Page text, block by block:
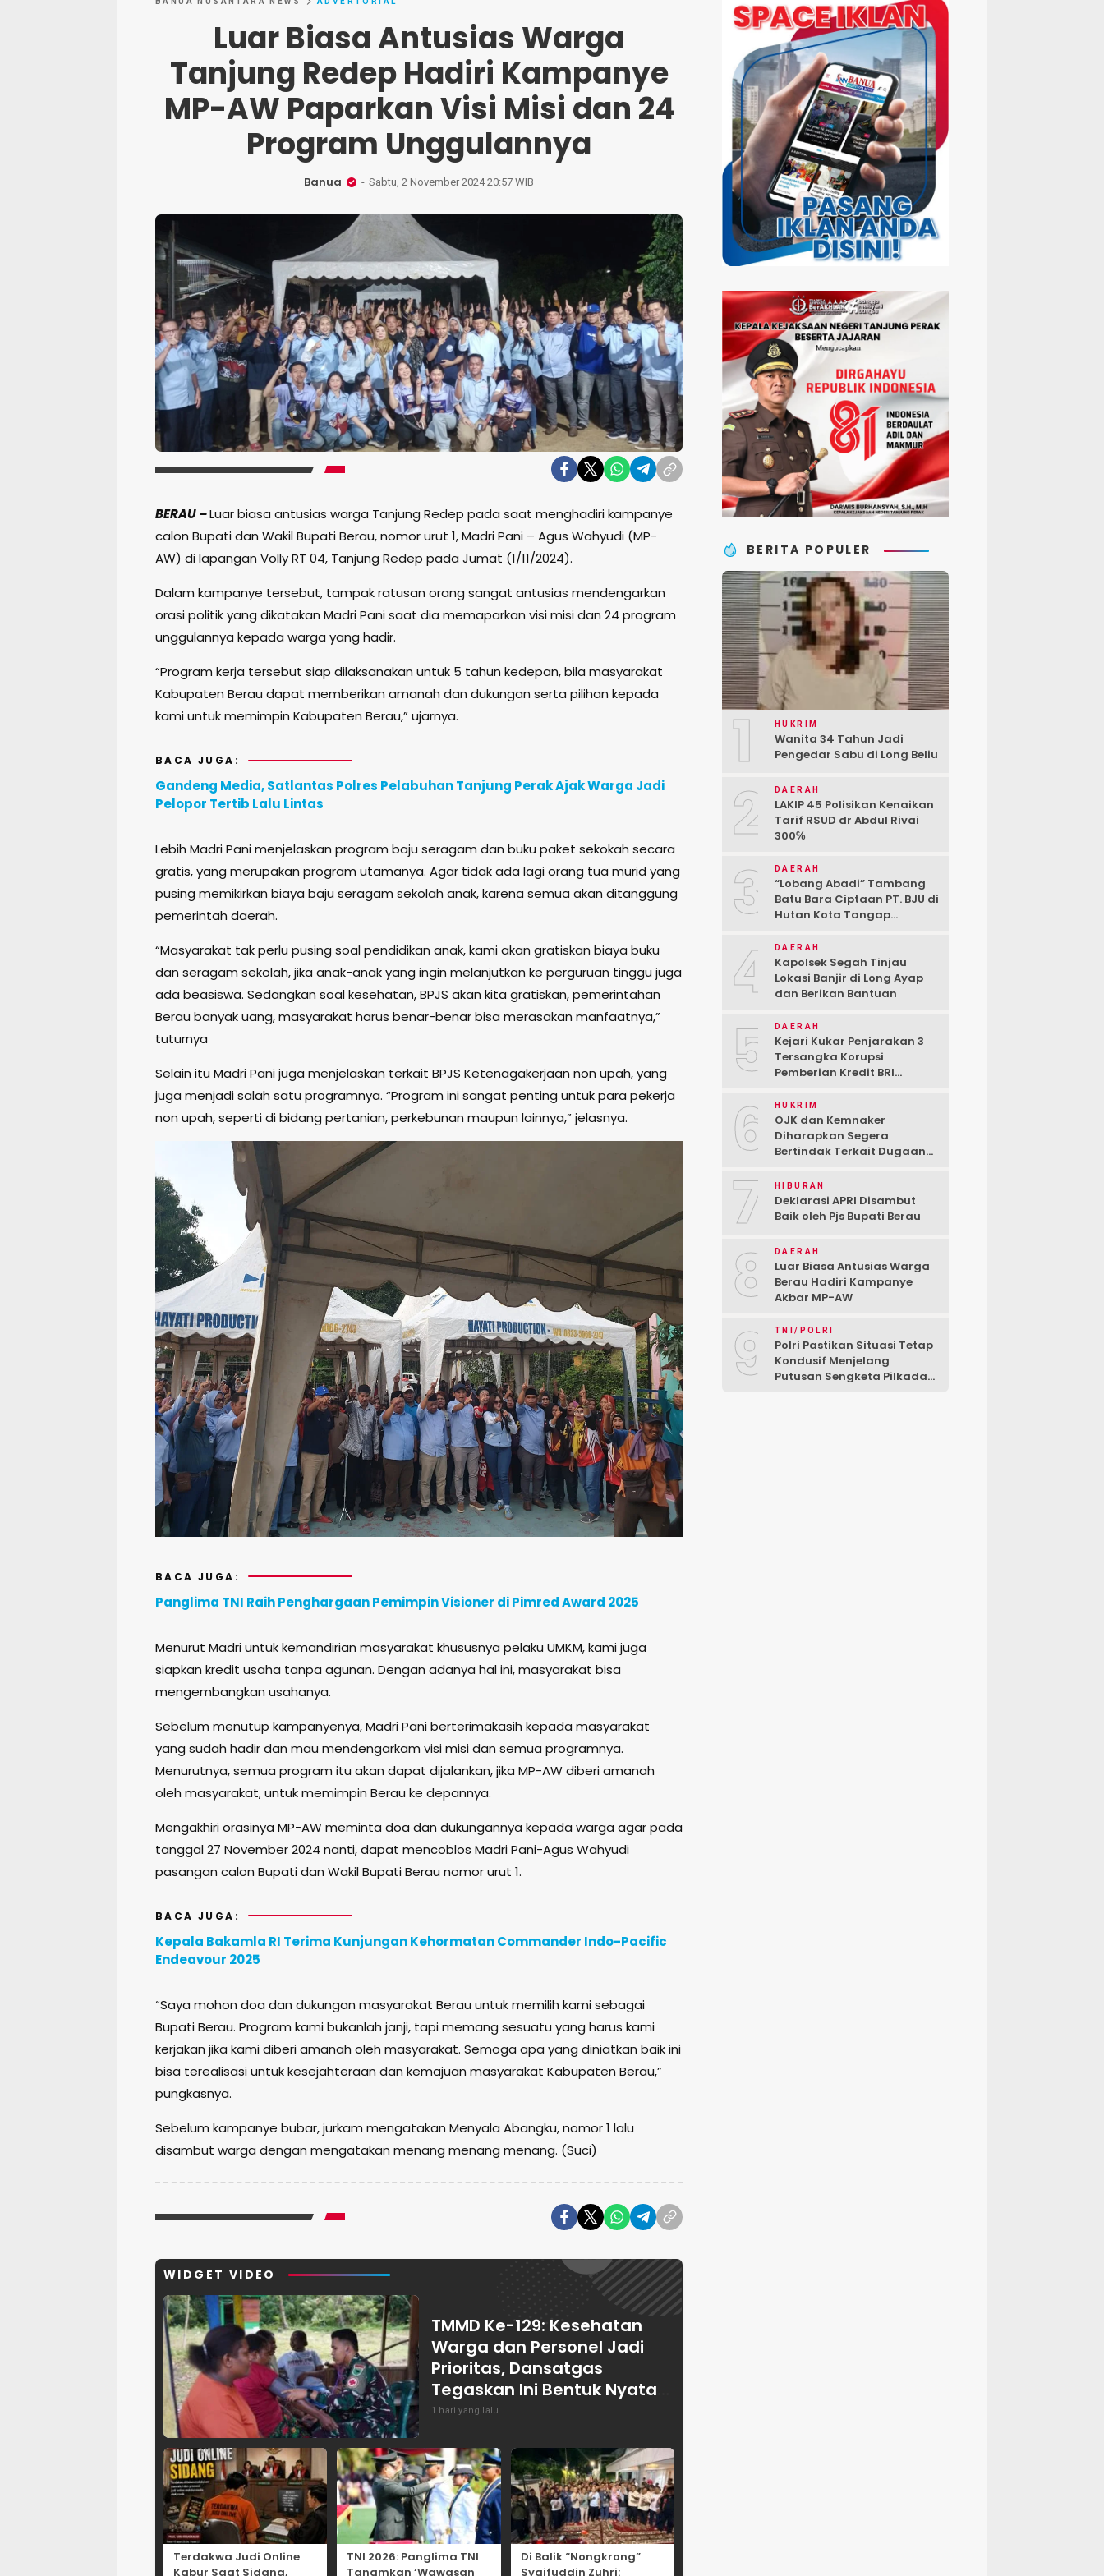
Luar Biasa Antusias Warga
Tanjung Redep Hadiri Kampanye
MP-AW Paparkan Visi Misi dan 24
Program Unggulannya
Banua Sabtu, 2 November 2024 20:57 WIB
BERAU –Luar biasa antusias warga Tanjung Redep pada saat menghadiri kampanye
calon Bupati dan Wakil Bupati Berau, nomor urut 1, Madri Pani – Agus Wahyudi (MP-
AW) di lapangan Volly RT 04, Tanjung Redep pada Jumat (1/11/2024).
Dalam kampanye tersebut, tampak ratusan orang sangat antusias mendengarkan
orasi politik yang dikatakan Madri Pani saat dia memaparkan visi misi dan 24 program
unggulannya kepada warga yang hadir.
“Program kerja tersebut siap dilaksanakan untuk 5 tahun kedepan, bila masyarakat
Kabupaten Berau dapat memberikan amanah dan dukungan serta pilihan kepada
kami untuk memimpin Kabupaten Berau,” ujarnya.
BACA JUGA:
Gandeng Media, Satlantas Polres Pelabuhan Tanjung Perak Ajak Warga Jadi
Pelopor Tertib Lalu Lintas
Lebih Madri Pani menjelaskan program baju seragam dan buku paket sekokah secara
gratis, yang merupakan program utamanya. Agar tidak ada lagi orang tua murid yang
pusing memikirkan biaya baju seragam sekolah anak, karena semua akan ditanggung
pemerintah daerah.
“Masyarakat tak perlu pusing soal pendidikan anak, kami akan gratiskan biaya buku
dan seragam sekolah, jika anak-anak yang ingin melanjutkan ke perguruan tinggu juga
ada beasiswa. Sedangkan soal kesehatan, BPJS akan kita gratiskan, pemerintahan
Berau banyak uang, masyarakat harus benar-benar bisa merasakan manfaatnya,”
tuturnya
Selain itu Madri Pani juga menjelaskan terkait BPJS Ketenagakerjaan non upah, yang
juga menjadi salah satu programnya. “Program ini sangat penting untuk para pekerja
non upah, seperti di bidang pertanian, perkebunan maupun lainnya,” jelasnya.
BACA JUGA:
Panglima TNI Raih Penghargaan Pemimpin Visioner di Pimred Award 2025
Menurut Madri untuk kemandirian masyarakat khususnya pelaku UMKM, kami juga
siapkan kredit usaha tanpa agunan. Dengan adanya hal ini, masyarakat bisa
mengembangkan usahanya.
Sebelum menutup kampanyenya, Madri Pani berterimakasih kepada masyarakat
yang sudah hadir dan mau mendengarkam visi misi dan semua programnya.
Menurutnya, semua program itu akan dapat dijalankan, jika MP-AW diberi amanah
oleh masyarakat, untuk memimpin Berau ke depannya.
Mengakhiri orasinya MP-AW meminta doa dan dukungannya kepada warga agar pada
tanggal 27 November 2024 nanti, dapat mencoblos Madri Pani-Agus Wahyudi
pasangan calon Bupati dan Wakil Bupati Berau nomor urut 1.
BACA JUGA:
Kepala Bakamla RI Terima Kunjungan Kehormatan Commander Indo-Pacific
Endeavour 2025
“Saya mohon doa dan dukungan masyarakat Berau untuk memilih kami sebagai
Bupati Berau. Program kami bukanlah janji, tapi memang sesuatu yang harus kami
kerjakan jika kami diberi amanah oleh masyarakat. Semoga apa yang diniatkan baik ini
bisa terealisasi untuk kesejahteraan dan kemajuan masyarakat Kabupaten Berau,”
pungkasnya.
Sebelum kampanye bubar, jurkam mengatakan Menyala Abangku, nomor 1 lalu
disambut warga dengan mengatakan menang menang menang. (Suci)
WIDGET VIDEO
TMMD Ke-129: Kesehatan
Warga dan Personel Jadi
Prioritas, Dansatgas
Tegaskan Ini Bentuk Nyata
Kemanunggalan
1 hari yang lalu
Terdakwa Judi Online
Kabur Saat Sidang,
TNI 2026: Panglima TNI
Tanamkan ‘Wawasan
Di Balik “Nongkrong”
Syaifuddin Zuhri:
BERITA POPULER
1 HUKRIM
Wanita 34 Tahun Jadi
Pengedar Sabu di Long Beliu
2 DAERAH
LAKIP 45 Polisikan Kenaikan
Tarif RSUD dr Abdul Rivai
300℅
3 DAERAH
“Lobang Abadi” Tambang
Batu Bara Ciptaan PT. BJU di
Hutan Kota Tangap
4 DAERAH
Kapolsek Segah Tinjau
Lokasi Banjir di Long Ayap
dan Berikan Bantuan
5 DAERAH
Kejari Kukar Penjarakan 3
Tersangka Korupsi
Pemberian Kredit BRI
6 HUKRIM
OJK dan Kemnaker
Diharapkan Segera
Bertindak Terkait Dugaan
Sesuka Hati
7 HIBURAN
Deklarasi APRI Disambut
Baik oleh Pjs Bupati Berau
8 DAERAH
Luar Biasa Antusias Warga
Berau Hadiri Kampanye
Akbar MP-AW
9 TNI/POLRI
Polri Pastikan Situasi Tetap
Kondusif Menjelang
Putusan Sengketa Pilkada